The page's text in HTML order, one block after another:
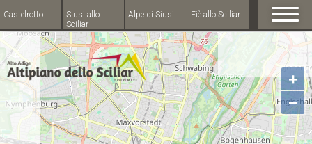
Castelrotto
Siusi allo
Sciliar
Alpe di Siusi Fiè allo Sciliar
+
−